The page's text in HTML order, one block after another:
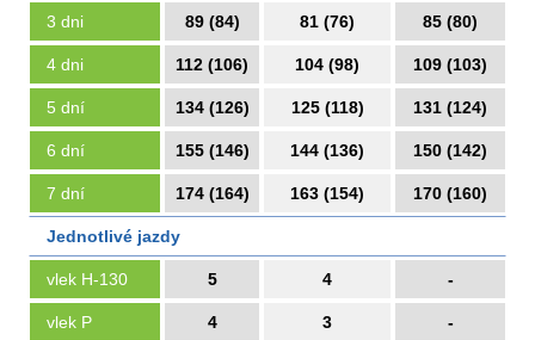
3 dni 89 (84) 81 (76) 85 (80)
4 dni 112 (106) 104 (98) 109 (103)
5 dní 134 (126) 125 (118) 131 (124)
6 dní 155 (146) 144 (136) 150 (142)
7 dní 174 (164) 163 (154) 170 (160)
Jednotlivé jazdy
vlek H-130 5 4 -
vlek P 4 3 -